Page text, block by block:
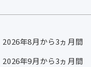
2026年8月から3ヵ月間
2026年9月から3ヵ月間